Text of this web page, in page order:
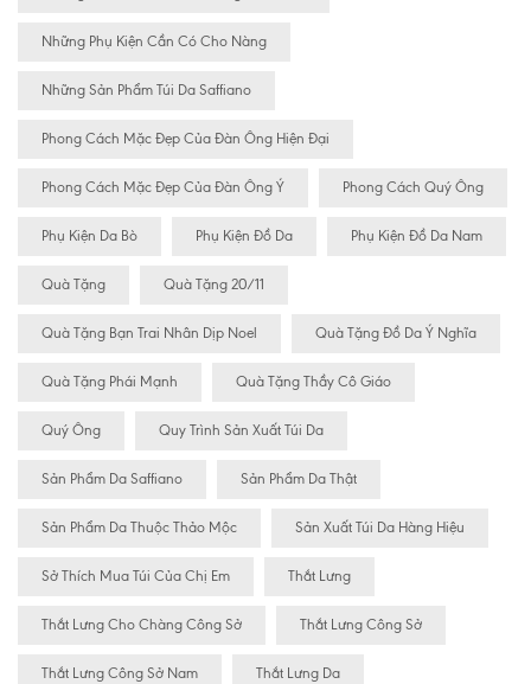
Những Phụ Kiện Cần Có Cho Nàng
Những Sản Phẩm Túi Da Saffiano
Phong Cách Mặc Đẹp Của Đàn Ông Hiện Đại
Phong Cách Mặc Đẹp Của Đàn Ông Ý Phong Cách Quý Ông
Phụ Kiện Da Bò Phụ Kiện Đồ Da Phụ Kiện Đồ Da Nam
Quà Tặng Quà Tặng 20/11
Quà Tặng Bạn Trai Nhân Dịp Noel Quà Tặng Đồ Da Ý Nghĩa
Quà Tặng Phái Mạnh Quà Tặng Thầy Cô Giáo
Quý Ông Quy Trình Sản Xuất Túi Da
Sản Phẩm Da Saffiano Sản Phẩm Da Thật
Sản Phẩm Da Thuộc Thảo Mộc Sản Xuất Túi Da Hàng Hiệu
Sở Thích Mua Túi Của Chị Em Thắt Lưng
Thắt Lưng Cho Chàng Công Sở Thắt Lưng Công Sở
Thắt Lưng Công Sở Nam Thắt Lưng Da